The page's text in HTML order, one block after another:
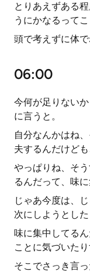
とりあえずある
うにかなるってこ
頭で考えずに体で
06:00
今何が足りない
に言うと。
自分なんかはね
夫するんだけど
やっぱりね、そ
るんだって、味
じゃあ今度は、
次にしようとした
味に集中してる
ことに気づいた
そこでさっき言